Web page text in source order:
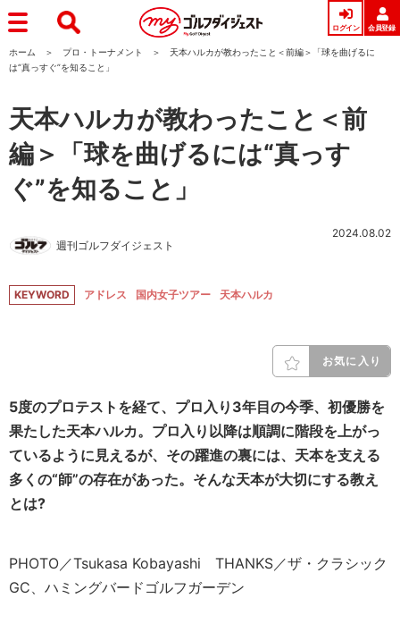
ログイン 会員登録
ホーム プロ・トーナメント
天本ハルカが教わったこと＜前編＞「球を曲げるに
は“真っすぐ”を知ること」
天本ハルカが教わったこと＜前
編＞「球を曲げるには“真っす
ぐ”を知ること」
週刊ゴルフダイジェスト
2024.08.02
KEYWORD アドレス 国内女子ツアー 天本ハルカ
お気に入り
5度のプロテストを経て、プロ入り3年目の今季、初優勝を
果たした天本ハルカ。プロ入り以降は順調に階段を上がっ
ているように見えるが、その躍進の裏には、天本を支える
多くの“師”の存在があった。そんな天本が大切にする教え
とは?
PHOTO／Tsukasa Kobayashi THANKS／ザ・クラシック
GC、ハミングバードゴルフガーデン